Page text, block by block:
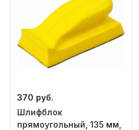
370 руб.
Шлифблок
прямоугольный, 135 мм,